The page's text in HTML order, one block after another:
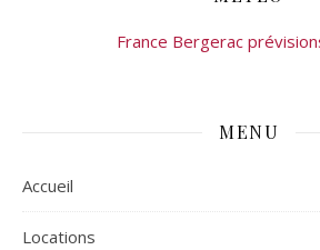
France Bergerac
MENU
Accueil
Locations